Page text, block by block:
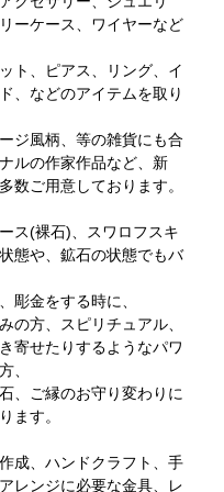
ーケース、ワイヤーなど
ト、ピアス、リング、イ
、などのアイテムを取り
ジ風柄、等の雑貨にも合
ルの作家作品など、新
数ご用意しております。
ス(裸石)、スワロフスキ
態や、鉱石の状態でもバ
彫金をする時に、
の方、スピリチュアル、
寄せたりするようなパワ
、
、ご縁のお守り変わりに
ます。
成、ハンドクラフト、手
レンジに必要な金具、レ